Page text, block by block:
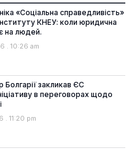
«Соціальна справедливість»
КНЕУ: коли юридична
на людей.
10:26 am
Болгарії закликав ЄС
в переговорах щодо
11:20 pm